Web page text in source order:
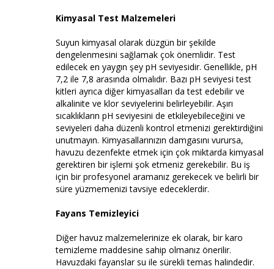
Kimyasal Test Malzemeleri
Suyun kimyasal olarak düzgün bir şekilde
dengelenmesini sağlamak çok önemlidir. Test
edilecek en yaygın şey pH seviyesidir. Genellikle, pH
7,2 ile 7,8 arasında olmalıdır. Bazı pH seviyesi test
kitleri ayrıca diğer kimyasalları da test edebilir ve
alkalinite ve klor seviyelerini belirleyebilir. Aşırı
sıcaklıkların pH seviyesini de etkileyebileceğini ve
seviyeleri daha düzenli kontrol etmenizi gerektirdiğini
unutmayın. Kimyasallarınızın damgasını vurursa,
havuzu dezenfekte etmek için çok miktarda kimyasal
gerektiren bir işlemi şok etmeniz gerekebilir. Bu iş
için bir profesyonel aramanız gerekecek ve belirli bir
süre yüzmemenizi tavsiye edeceklerdir.
Fayans Temizleyici
Diğer havuz malzemelerinize ek olarak, bir karo
temizleme maddesine sahip olmanız önerilir.
Havuzdaki fayanslar su ile sürekli temas halindedir.